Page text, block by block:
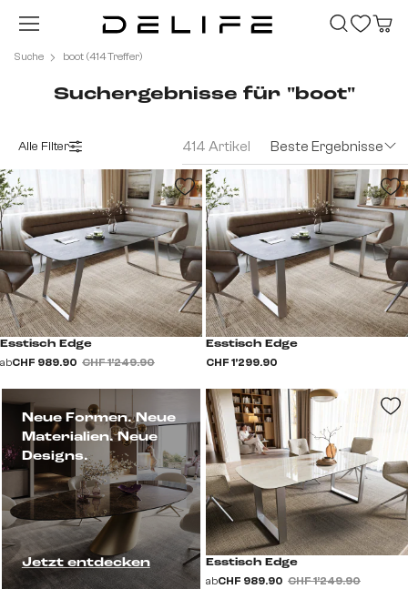
Zum Hauptinhalt springen
Suche boot (414 Treffer)
Suchergebnisse für "boot"
Alle Filter 414 Artikel Beste Ergebnisse
Neue Formen. Neue
Materialien. Neue
Designs.
Jetzt entdecken
Esstisch Edge
abCHF 989.90 CHF 1’249.90
Esstisch Edge
CHF 1’299.90
Esstisch Edge
abCHF 989.90 CHF 1’249.90